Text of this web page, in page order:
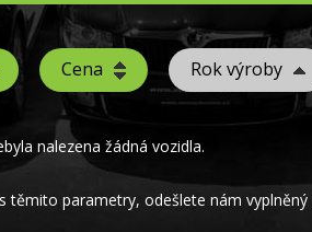
Cena Rok výroby
nalezena žádná vozidla.
těmito parametry, odešlete nám